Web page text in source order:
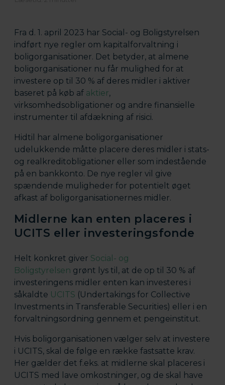
Fra d. 1. april 2023 har Social- og Boligstyrelsen
indført nye regler om kapitalforvaltning i
boligorganisationer. Det betyder, at almene
boligorganisationer nu får mulighed for at
investere op til 30 % af deres midler i aktiver
baseret på køb af aktier,
virksomhedsobligationer og andre finansielle
instrumenter til afdækning af risici.
Hidtil har almene boligorganisationer
udelukkende måtte placere deres midler i stats-
og realkreditobligationer eller som indestående
på en bankkonto. De nye regler vil give
spændende muligheder for potentielt øget
afkast af boligorganisationernes midler.
Midlerne kan enten placeres i
UCITS eller investeringsfonde
Helt konkret giver Social- og
Boligstyrelsen grønt lys til, at de op til 30 % af
investeringens midler enten kan investeres i
såkaldte UCITS (Undertakings for Collective
Investments in Transferable Securities) eller i en
forvaltningsordning gennem et pengeinstitut.
Hvis boligorganisationen vælger selv at investere
i UCITS, skal de følge en række fastsatte krav.
Her gælder det f.eks. at midlerne skal placeres i
UCITS med lave omkostninger, og de skal have